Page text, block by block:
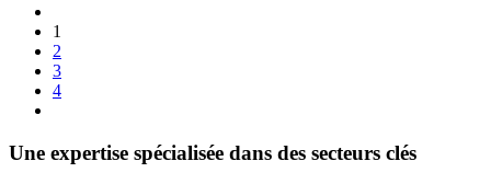
1
2
3
4
Une expertise spécialisée dans des secteurs clés